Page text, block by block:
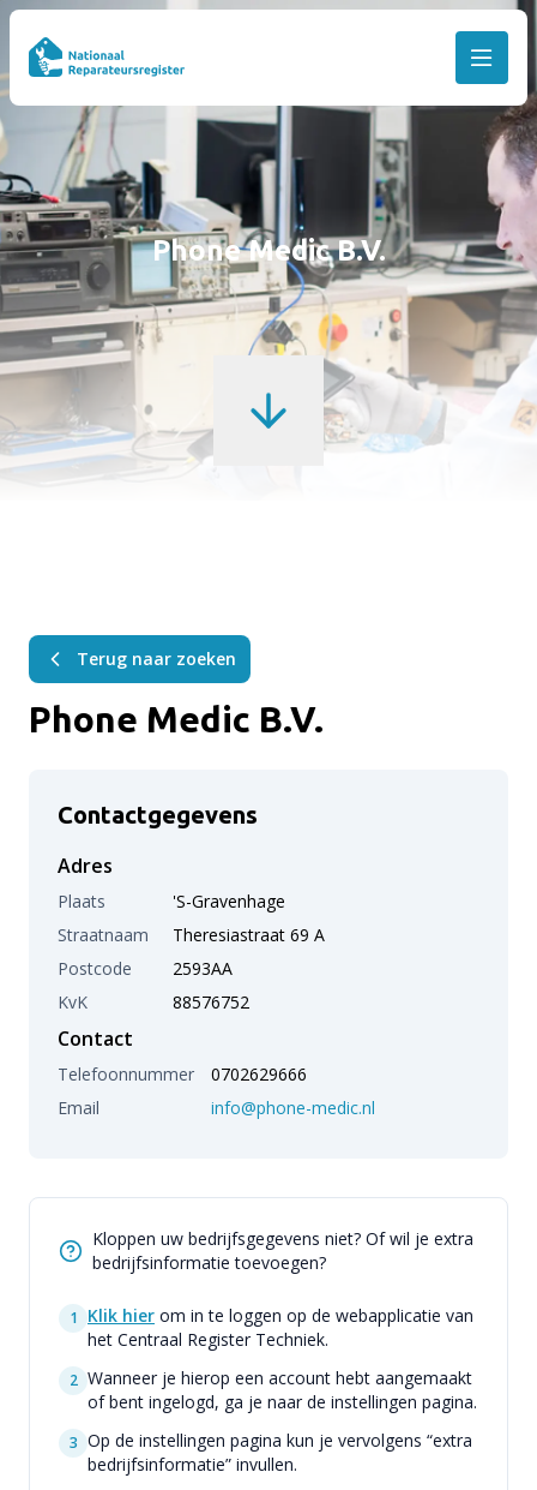
Phone Medic B.V.
Terug naar zoeken
Phone Medic B.V.
Contactgegevens
Adres
Plaats
's-Gravenhage
Straatnaam
Theresiastraat 69 A
Postcode
2593AA
KvK
88576752
Contact
Telefoonnummer
0702629666
Email
info@phone-medic.nl
Kloppen uw bedrijfsgegevens niet? Of wil je extra
bedrijfsinformatie toevoegen?
1 Klik hier om in te loggen op de webapplicatie van
het Centraal Register Techniek.
2 Wanneer je hierop een account hebt aangemaakt
of bent ingelogd, ga je naar de instellingen pagina.
3 Op de instellingen pagina kun je vervolgens “extra
bedrijfsinformatie” invullen.